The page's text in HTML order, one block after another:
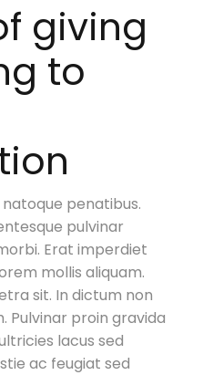
giving
to
penatibus.
pulvinar
Erat imperdiet
mollis aliquam.
sit. In dictum non
Pulvinar proin gravida
lacus sed
ac feugiat sed